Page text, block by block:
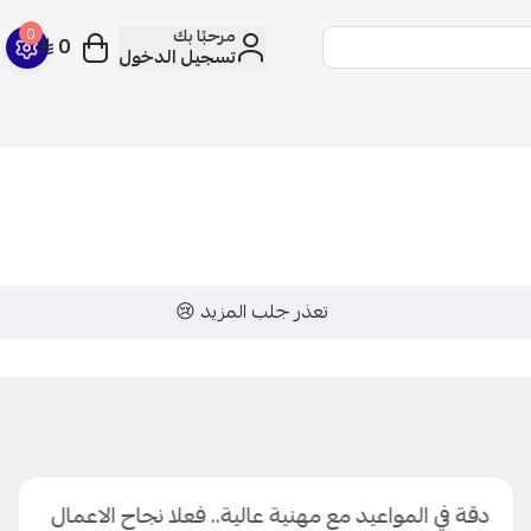
مرحبًا بك
تسجيل الدخول
0 0
تعذر جلب المزيد 😢
دقة في المواعيد مع مهنية عالية.. فعلا نجاح الاعمال